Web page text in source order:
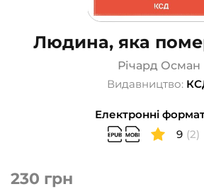
Людина, яка
Річард Осман
Видавництво:
Електронні
9 (2)
230 грн